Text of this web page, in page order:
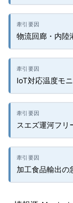
物流回廊・内陸
IoT対応温度モ
スエズ運河フリ
加工食品輸出の